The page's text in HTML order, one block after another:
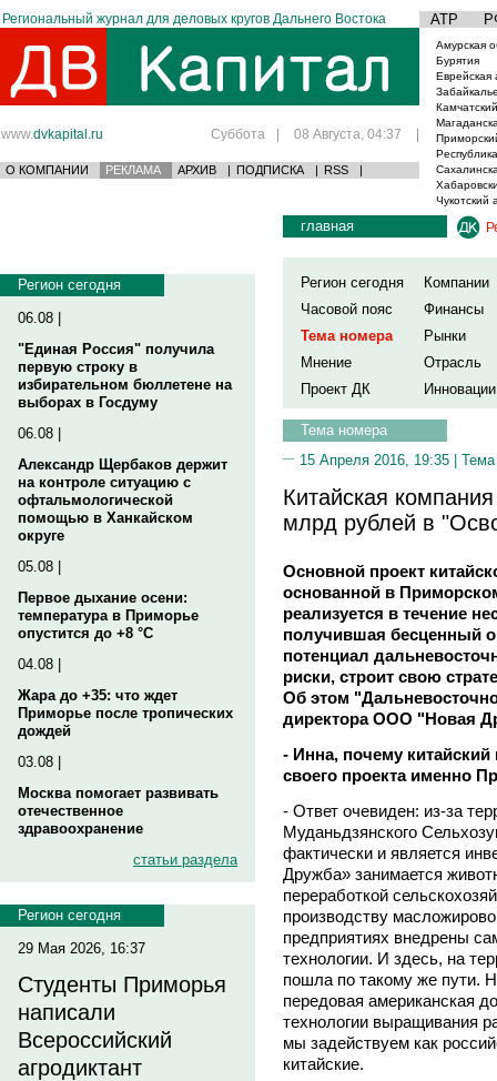
Региональный журнал для деловых кругов Дальнего Востока АТР
www.dvkapital.ru Суббота | 08 Августа, 04:37 |
О КОМПАНИИ РЕКЛАМА АРХИВ | ПОДПИСКА | RSS |
Амурская
Бурятия
Еврейская
Чукотский
Регион сегодня
06.08 |
"Единая Россия" получила
первую строку в
избирательном бюллетене на
выборах в Госдуму
06.08 |
Александр Щербаков держит
на контроле ситуацию с
офтальмологической
помощью в Ханкайском
округе
05.08 |
Первое дыхание осени:
температура в Приморье
опустится до +8 °C
04.08 |
Жара до +35: что ждет
Приморье после тропических
дождей
03.08 |
Москва помогает развивать
отечественное
здравоохранение
статьи раздела
Регион сегодня
29 Мая 2026, 16:37
Студенты Приморья
написали
Всероссийский
агродиктант
главная
Регион сегодня
Компании
Часовой пояс
Финансы
Тема номера
Рынки
Мнение
Отрасль
Проект ДК
Инновации
Тема номера
15 Апреля 2016, 19:35 |
Китайская
млрд рублей в
Основной проект
основанной в
реализуется в течение
получившая бесценный
потенциал
риски, строит свою
Об этом
директора ООО "Новая
- Инна, почему
своего проекта именно
- Ответ очевиден: из-за
Муданьдзянского
фактически и является
Дружба» занимается
переработкой
производству
предприятиях внедрены
технологии. И здесь, на
пошла по такому же пути.
передовая американская
технологии выращивания
мы задействуем как
китайские.